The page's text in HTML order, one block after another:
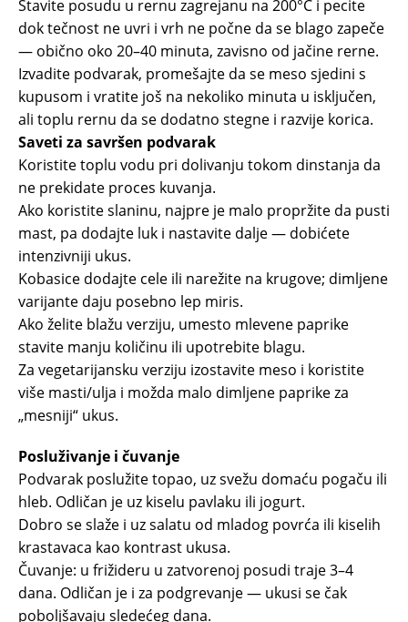
Stavite posudu u rernu zagrejanu na 200°C i pecite
dok tečnost ne uvri i vrh ne počne da se blago zapeče
— obično oko 20–40 minuta, zavisno od jačine rerne.
Izvadite podvarak, promešajte da se meso sjedini s
kupusom i vratite još na nekoliko minuta u isključen,
ali toplu rernu da se dodatno stegne i razvije korica.
Saveti za savršen podvarak
Koristite toplu vodu pri dolivanju tokom dinstanja da
ne prekidate proces kuvanja.
Ako koristite slaninu, najpre je malo propržite da pusti
mast, pa dodajte luk i nastavite dalje — dobićete
intenzivniji ukus.
Kobasice dodajte cele ili narežite na krugove; dimljene
varijante daju posebno lep miris.
Ako želite blažu verziju, umesto mlevene paprike
stavite manju količinu ili upotrebite blagu.
Za vegetarijansku verziju izostavite meso i koristite
više masti/ulja i možda malo dimljene paprike za
„mesniji“ ukus.
Posluživanje i čuvanje
Podvarak poslužite topao, uz svežu domaću pogaču ili
hleb. Odličan je uz kiselu pavlaku ili jogurt.
Dobro se slaže i uz salatu od mladog povrća ili kiselih
krastavaca kao kontrast ukusa.
Čuvanje: u frižideru u zatvorenoj posudi traje 3–4
dana. Odličan je i za podgrevanje — ukusi se čak
poboljšavaju sledećeg dana.